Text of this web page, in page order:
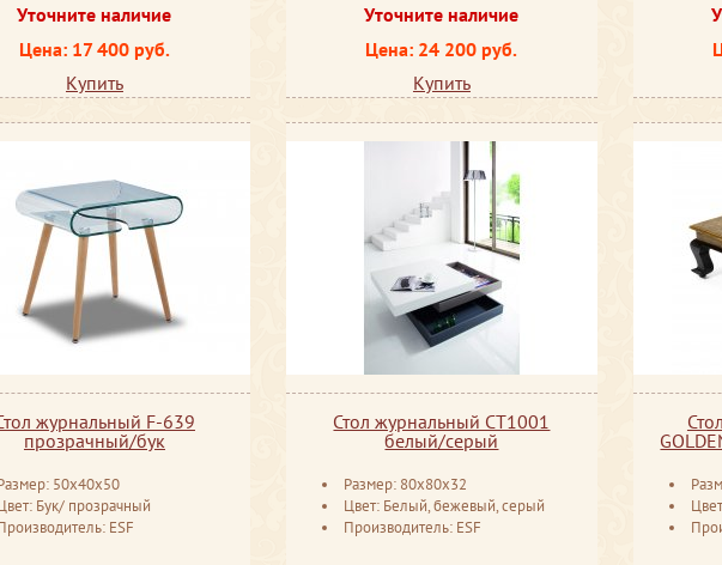
Уточните наличие
Цена: 17 400 руб.
Купить
Уточните наличие
Цена: 24 200 руб.
Купить
журнальный F-639
прозрачный/бук
50x40x50
Бук/ прозрачный
ESF
Стол журнальный CT1001
белый/серый
Размер: 80x80x32
Цвет: Белый, бежевый, серый
Производитель: ESF